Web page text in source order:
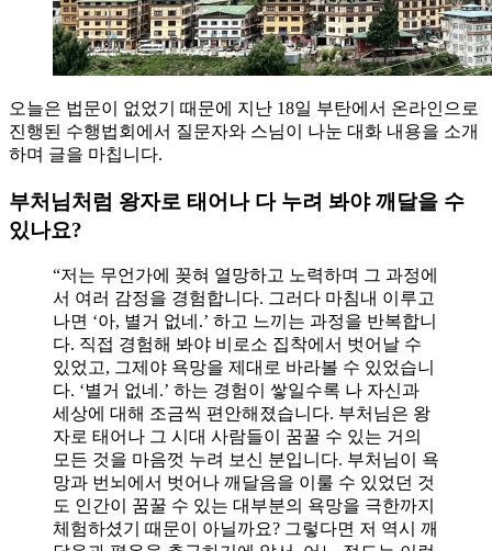
오늘은 법문이 없었기 때문에 지난 18일 부탄에서 온라인으로
진행된 수행법회에서 질문자와 스님이 나눈 대화 내용을 소개
하며 글을 마칩니다.
부처님처럼 왕자로 태어나 다 누려 봐야 깨달을 수
있나요?
“저는 무언가에 꽂혀 열망하고 노력하며 그 과정에
서 여러 감정을 경험합니다. 그러다 마침내 이루고
나면 ‘아, 별거 없네.’ 하고 느끼는 과정을 반복합니
다. 직접 경험해 봐야 비로소 집착에서 벗어날 수
있었고, 그제야 욕망을 제대로 바라볼 수 있었습니
다. ‘별거 없네.’ 하는 경험이 쌓일수록 나 자신과
세상에 대해 조금씩 편안해졌습니다. 부처님은 왕
자로 태어나 그 시대 사람들이 꿈꿀 수 있는 거의
모든 것을 마음껏 누려 보신 분입니다. 부처님이 욕
망과 번뇌에서 벗어나 깨달음을 이룰 수 있었던 것
도 인간이 꿈꿀 수 있는 대부분의 욕망을 극한까지
체험하셨기 때문이 아닐까요? 그렇다면 저 역시 깨